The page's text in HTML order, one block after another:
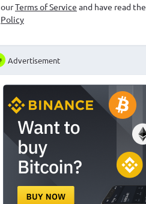
ourTerms of Service and have read the
Policy
Advertisement